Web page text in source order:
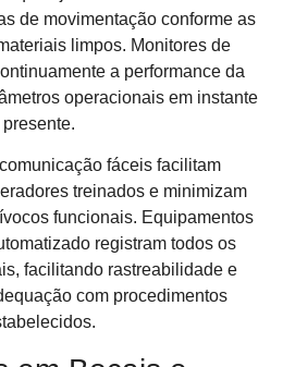
de movimentação conforme as
limpos. Monitores de
a performance da
operacionais em instante
presente.
fáceis facilitam
treinados e minimizam
funcionais. Equipamentos
registram todos os
facilitando rastreabilidade e
com procedimentos